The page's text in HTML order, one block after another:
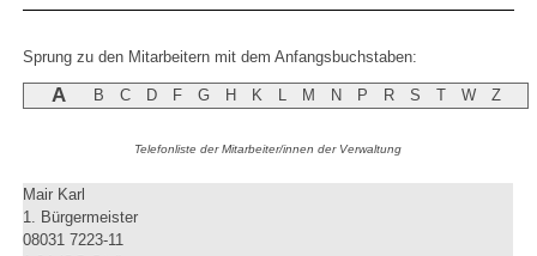
Sprung zu den Mitarbeitern mit dem Anfangsbuchstaben:
A B C D F G H K L M N P R S T W Z
Telefonliste der Mitarbeiter/innen der Verwaltung
Mair Karl
1. Bürgermeister
08031 7223-11